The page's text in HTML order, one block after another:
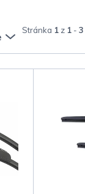
Stránka 1 z 1 - 3